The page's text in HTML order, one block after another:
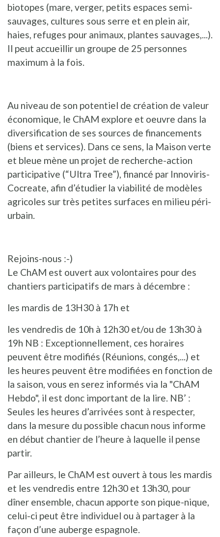
biotopes (mare, verger, petits espaces semi-
sauvages, cultures sous serre et en plein air,
haies, refuges pour animaux, plantes sauvages,...).
Il peut accueillir un groupe de 25 personnes
maximum à la fois.
Au niveau de son potentiel de création de valeur
économique, le ChAM explore et oeuvre dans la
diversification de ses sources de financements
(biens et services). Dans ce sens, la Maison verte
et bleue mène un projet de recherche-action
participative (“Ultra Tree”), financé par Innoviris-
Cocreate, afin d’étudier la viabilité de modèles
agricoles sur très petites surfaces en milieu péri-
urbain.
Rejoins-nous :-)
Le ChAM est ouvert aux volontaires pour des
chantiers participatifs de mars à décembre :
les mardis de 13H30 à 17h et
les vendredis de 10h à 12h30 et/ou de 13h30 à
19h NB : Exceptionnellement, ces horaires
peuvent être modifiés (Réunions, congés,...) et
les heures peuvent être modifiées en fonction de
la saison, vous en serez informés via la "ChAM
Hebdo", il est donc important de la lire. NB’ :
Seules les heures d’arrivées sont à respecter,
dans la mesure du possible chacun nous informe
en début chantier de l’heure à laquelle il pense
partir.
Par ailleurs, le ChAM est ouvert à tous les mardis
et les vendredis entre 12h30 et 13h30, pour
dîner ensemble, chacun apporte son pique-nique,
celui-ci peut être individuel ou à partager à la
façon d’une auberge espagnole.